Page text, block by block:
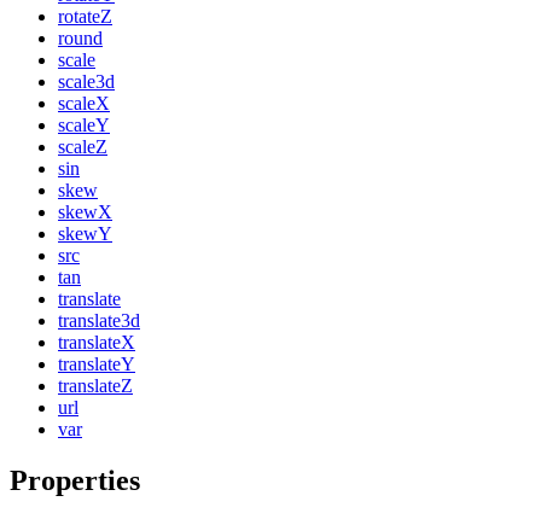
rotateZ
round
scale
scale3d
scaleX
scaleY
scaleZ
sin
skew
skewX
skewY
src
tan
translate
translate3d
translateX
translateY
translateZ
url
var
Properties